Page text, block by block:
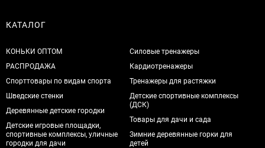
КАТАЛОГ
КОНЬКИ ОПТОМ
РАСПРОДАЖА
Спорттовары по видам спорта
Шведские стенки
Деревянные детские городки
Детские игровые площадки,
спортивные комплексы, уличные
городки для дачи
Силовые тренажеры
Кардиотренажеры
Тренажеры для растяжки
Детские спортивные комплексы
(ДСК)
Товары для дачи и сада
Зимние деревянные горки для
детей